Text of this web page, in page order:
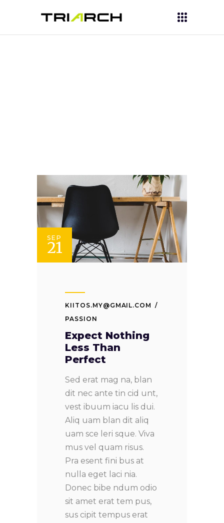
SEP
21
KIITOS.MY@GMAIL.COM
PASSION
Expect Nothing
Less Than
Perfect
Sed erat mag na, blan
dit nec ante tin cid unt,
vest ibuum iacu lis dui.
Aliq uam blan dit aliq
uam sce leri sque. Viva
mus vel quam risus.
Pra esent fini bus at
nulla eget laci nia.
Donec bibe ndum odio
sit amet erat tem pus,
sus cipit tempus erat